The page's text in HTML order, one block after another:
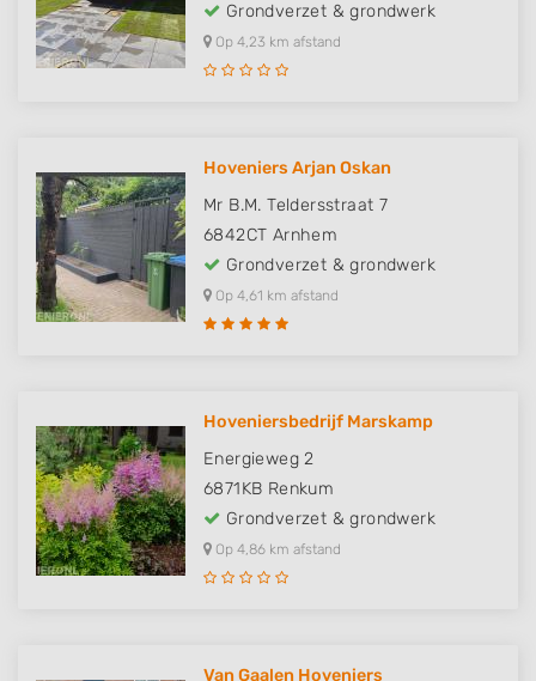
Grondverzet & grondwerk
Op 4,23 km afstand
Hoveniers Arjan Oskan
Mr B.M. Teldersstraat 7
6842CT Arnhem
Grondverzet & grondwerk
Op 4,61 km afstand
Hoveniersbedrijf Marskamp
Energieweg 2
6871KB Renkum
Grondverzet & grondwerk
Op 4,86 km afstand
Van Gaalen Hoveniers